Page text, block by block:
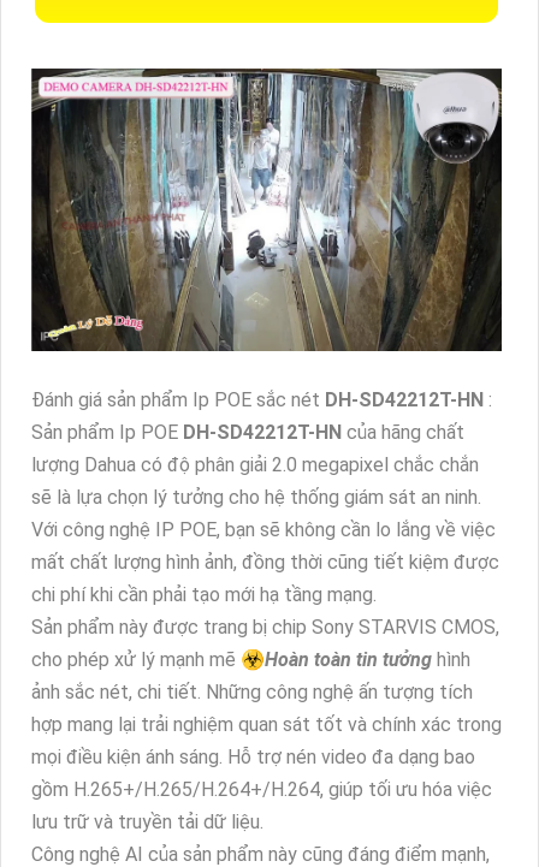
Đánh giá sản phẩm Ip POE sắc nét DH-SD42212T-HN :
Sản phẩm Ip POE DH-SD42212T-HN của hãng chất
lượng Dahua có độ phân giải 2.0 megapixel chắc chắn
sẽ là lựa chọn lý tưởng cho hệ thống giám sát an ninh.
Với công nghệ IP POE, bạn sẽ không cần lo lắng về việc
mất chất lượng hình ảnh, đồng thời cũng tiết kiệm được
chi phí khi cần phải tạo mới hạ tầng mạng.
Sản phẩm này được trang bị chip Sony STARVIS CMOS,
cho phép xử lý mạnh mẽ ☣️Hoàn toàn tin tưởng hình
ảnh sắc nét, chi tiết. Những công nghệ ấn tượng tích
hợp mang lại trải nghiệm quan sát tốt và chính xác trong
mọi điều kiện ánh sáng. Hỗ trợ nén video đa dạng bao
gồm H.265+/H.265/H.264+/H.264, giúp tối ưu hóa việc
lưu trữ và truyền tải dữ liệu.
Công nghệ AI của sản phẩm này cũng đáng điểm mạnh,